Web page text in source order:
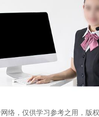
络，仅供学习参考之用，版